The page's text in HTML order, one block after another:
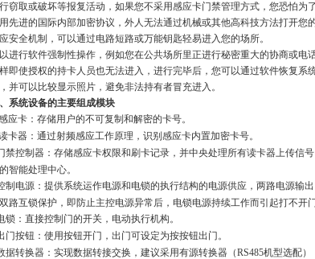
窃取或破坏等报复活动，如果您不采用感应卡门禁管理方式，您恐怕为
先进的国际内部加密协议，外人无法通过机械或其他高科技方法打开
安全机制，可以通过电路短路或万能钥匙轻易进入您的场所。
进行软件强制性操作，例如您在公共场所里正进行秘密重大的协商或电
即使授权的持卡人员也无法进入，进行完毕后，您可以通过软件恢复
并可以比较显示照片，避免非法持有者冒充进入。
系统设备的主要组成模块
应卡：存储用户的不可复制和解密的卡号。
卡器：通过射频感应工作原理，识别感应卡内置加密卡号。
禁控制器：存储感应卡权限和刷卡记录，并中央处理所有读卡器上传信
智能处理中心。
制电源：提供系统运作电源和电锁的执行结构的电源供应，两路电源输
路互锁保护，即防止主控电源异常后，电锁电源持续工作而引起打不开门
锁：直接控制门的开关，电动执行机构。
门按钮：使用按钮开门，出门可设定为按按钮出门。
据转换器：实现数据转接交换，建议采用有源转换器（RS485机型选配）